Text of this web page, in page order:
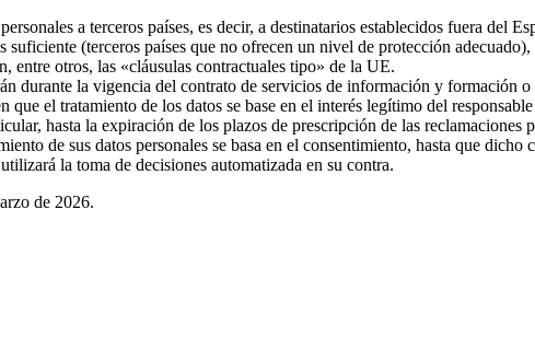
a terceros países, es decir, a destinatarios establecidos fuera
suficiente (terceros países que no ofrecen un nivel de protección
entre otros, las «cláusulas contractuales tipo» de la UE.
durante la vigencia del contrato de servicios de información y
que el tratamiento de los datos se base en el interés legítimo del
hasta la expiración de los plazos de prescripción de las
de sus datos personales se basa en el consentimiento, hasta que dicho
la toma de decisiones automatizada en su contra.
de 2026.